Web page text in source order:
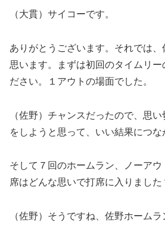
（大貫）サイコーです。
ありがとうございます。それでは、
思います。まずは初回のタイムリー
ださい。１アウトの場面でした。
（佐野）チャンスだったので、思
をしようと思って、いい結果につな
そして７回のホームラン、ノーア
席はどんな思いで打席に入りました
（佐野）そうですね、佐野ホーム